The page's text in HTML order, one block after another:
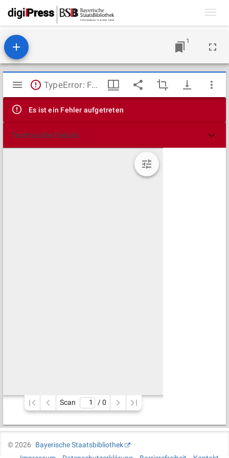
1
Mirador
Viewer
TypeError: Failed to fetch
Es ist ein Fehler aufgetreten
Technische Details
Scan / 0
©2026
Bayerische Staatsbibliothek